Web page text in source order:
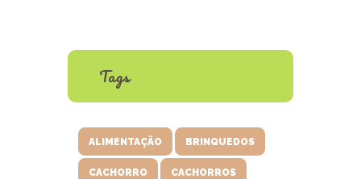
Tags
ALIMENTAÇÃO BRINQUEDOS
CACHORRO CACHORROS